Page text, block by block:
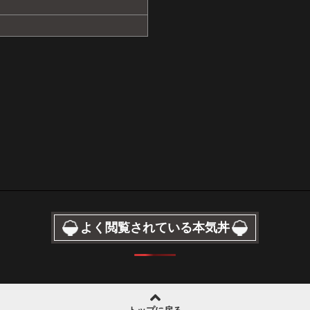
よく閲覧されている本気丼